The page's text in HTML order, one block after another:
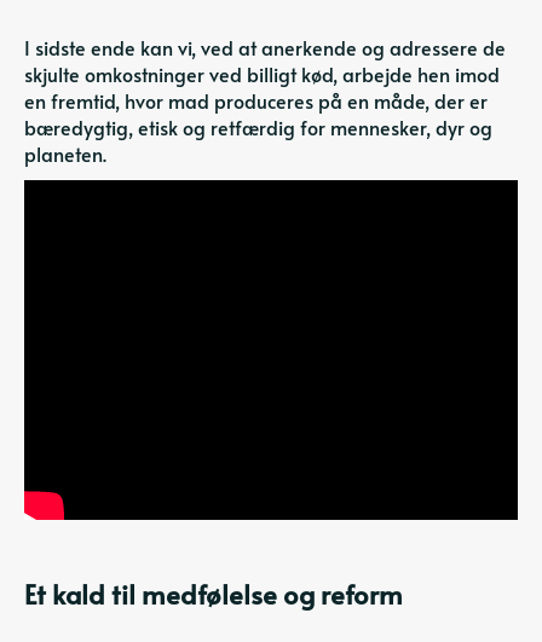
I sidste ende kan vi, ved at anerkende og adressere de
skjulte omkostninger ved billigt kød, arbejde hen imod
en fremtid, hvor mad produceres på en måde, der er
bæredygtig, etisk og retfærdig for mennesker, dyr og
planeten.
Et kald til medfølelse og reform